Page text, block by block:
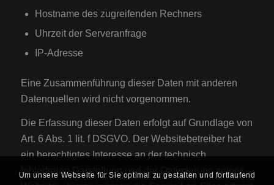
Hostname des zugreifenden Rechners
Uhrzeit der Serveranfrage
IP-Adresse
Eine Zusammenführung dieser Daten mit anderen
Datenquellen wird nicht vorgenommen.
Die Erfassung dieser Daten erfolgt auf Grundlage von
Art. 6 Abs. 1 lit. f DSGVO. Der Websitebetreiber hat
ein berechtigtes Interesse an der technisch
fehlerfreien Darstellung und der Optimierung seiner
Um unsere Webseite für Sie optimal zu gestalten und fortlaufend